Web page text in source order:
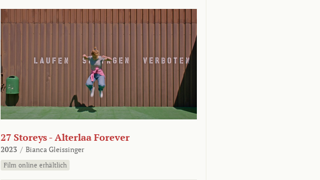
27 Storeys - Alterlaa Forever
2023 / Bianca Gleissinger
Film online erhältlich